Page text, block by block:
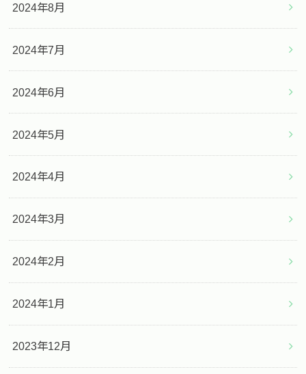
2024年8月
2024年7月
2024年6月
2024年5月
2024年4月
2024年3月
2024年2月
2024年1月
2023年12月